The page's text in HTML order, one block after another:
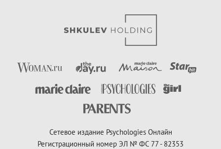
Сетевое издание Psychologies Онлайн
Регистрационный номер ЭЛ № ФС 77 - 82353